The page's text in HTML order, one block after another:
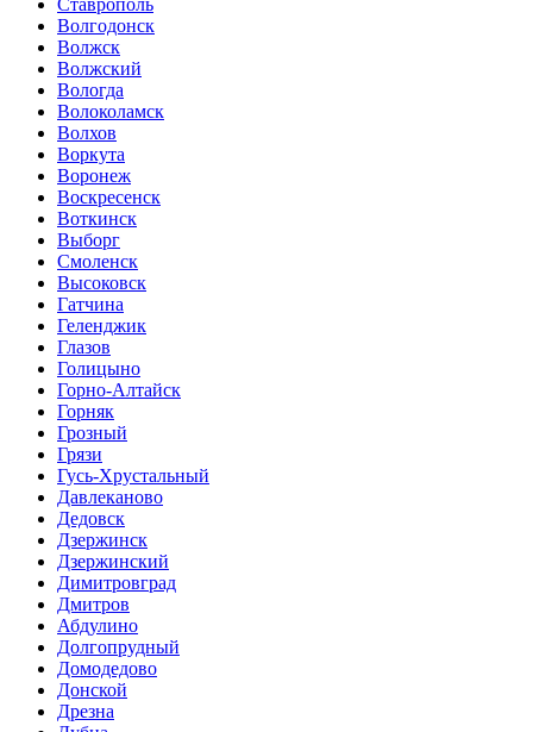
Волгодонск
Волжск
Волжский
Вологда
Волоколамск
Волхов
Воркута
Воронеж
Воскресенск
Воткинск
Выборг
Смоленск
Высоковск
Гатчина
Геленджик
Глазов
Голицыно
Горно-Алтайск
Горняк
Грозный
Грязи
Гусь-Хрустальный
Давлеканово
Дедовск
Дзержинск
Дзержинский
Димитровград
Дмитров
Абдулино
Долгопрудный
Домодедово
Донской
Дрезна